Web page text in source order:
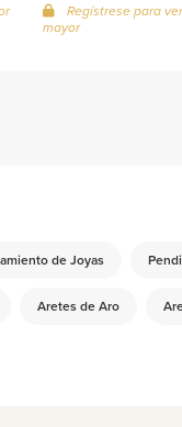
Regístrese para
mayor
de Joyas
Aretes de Aro